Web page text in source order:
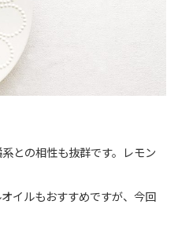
との相性も抜群です。レモン
イルもおすすめですが、今回